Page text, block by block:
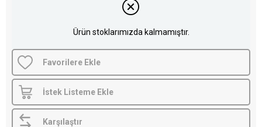
Ürün stoklarımızda kalmamıştır.
Favorilere Ekle
İstek Listeme Ekle
Karşılaştır